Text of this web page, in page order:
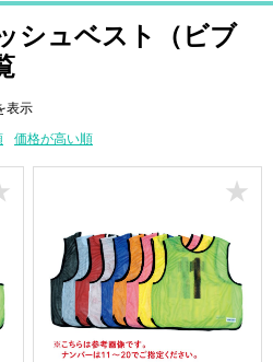
シュベスト（ビブ
表示
価格が高い順
★